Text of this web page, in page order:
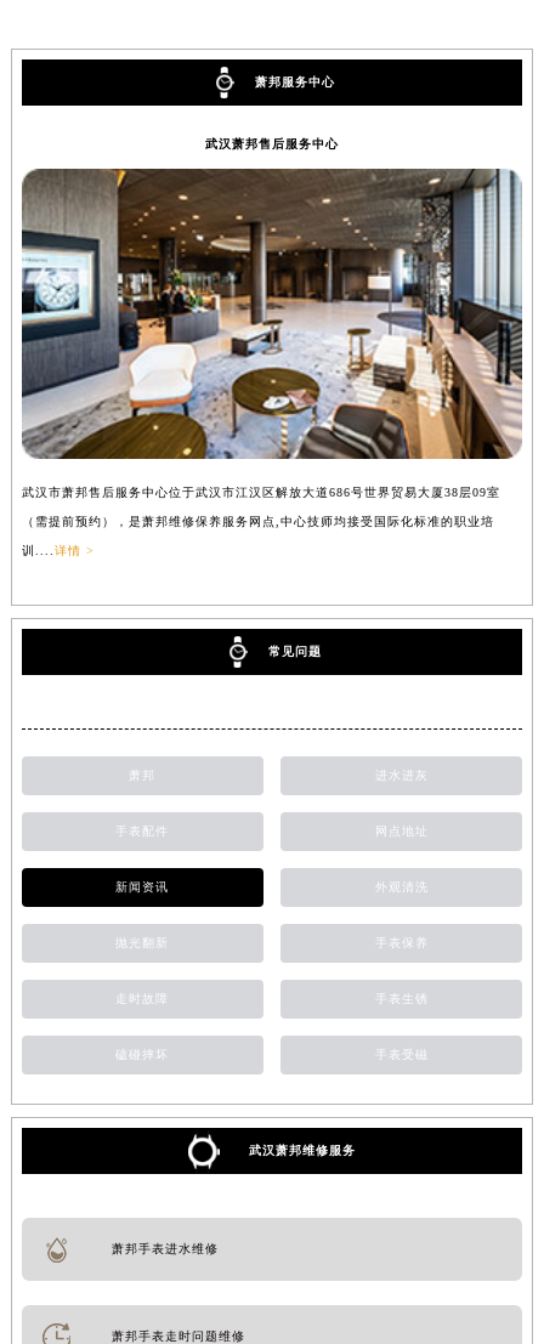
萧邦服务中心
武汉萧邦售后服务中心
武汉市萧邦售后服务中心位于武汉市江汉区解放大道686号世界贸易大厦38层09室
（需提前预约），是萧邦维修保养服务网点,中心技师均接受国际化标准的职业培
训.... 详情 >
常见问题
萧邦 进水进灰
手表配件 网点地址
新闻资讯 外观清洗
抛光翻新 手表保养
走时故障 手表生锈
磕碰摔坏 手表受磁
武汉萧邦维修服务
萧邦手表进水维修
萧邦手表走时问题维修